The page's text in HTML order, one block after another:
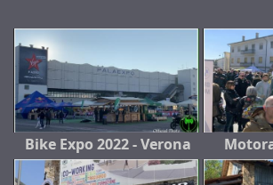
Bike Expo 2022 - Verona